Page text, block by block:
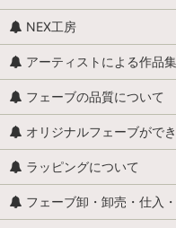
昆虫・爬虫類・両生類
カエル
全般（ぞう、ねずみ 等）
ふくろう
カメ
NEX工房
アーティストによる作品集
フェーブの品質について
オリジナルフェーブがで
ラッピングについて
フェーブ卸・卸売・仕入